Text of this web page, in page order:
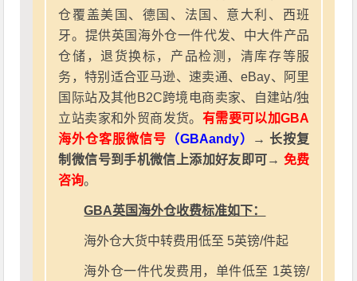
仓覆盖美国、德国、法国、意大利、西班
牙。提供英国海外仓一件代发、中大件产品
仓储，退货换标，产品检测，清库存等服
务，特别适合亚马逊、速卖通、eBay、阿里
国际站及其他B2C跨境电商卖家、自建站/独
立站卖家和外贸商发货。 有需要可以加GBA
海外仓客服微信号 （GBAandy）
→ 长按复
制微信号到手机微信上添加好友即可→ 免费
咨询。
GBA英国海外仓收费标准如下：
海外仓大货中转费用低至 5英镑/件起
海外仓一件代发费用，单件低至 1英镑/